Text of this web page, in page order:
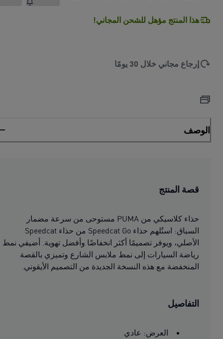
هذا المنتج مؤهل للشحن المجاني!
إرجاع مجاني خلال 30 يومًا
الوصف
قصة المنتج
حذاء كلاسيكي من PUMA مستوحى من سرعة مضمار
السباق: استُلهم حذاء Speedcat Go من حذاء Speedcat
الأصلي، ويوفر تصميمًا أكثر انخفاضًا وأفضل تهوية. أضيفي نمط
رياضة السيارات إلى نمط ملابس الشارع وتميزي بالقصة
المنخفضة مع هذه النسخة الجديدة من التصميم الأيقوني.
التفاصيل
العرض: عادي